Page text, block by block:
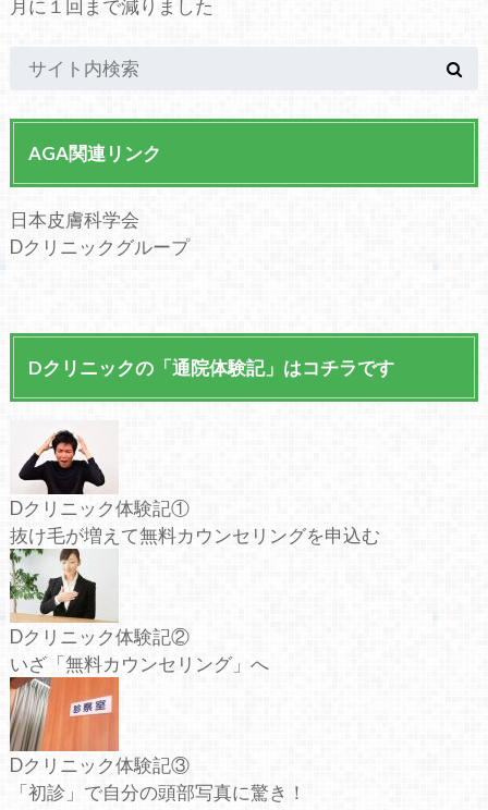
月に１回まで減りました
AGA関連リンク
日本皮膚科学会
Dクリニックグループ
Dクリニックの「通院体験記」はコチラです
Dクリニック体験記①
抜け毛が増えて無料カウンセリングを申込む
Dクリニック体験記②
いざ「無料カウンセリング」へ
Dクリニック体験記③
「初診」で自分の頭部写真に驚き！